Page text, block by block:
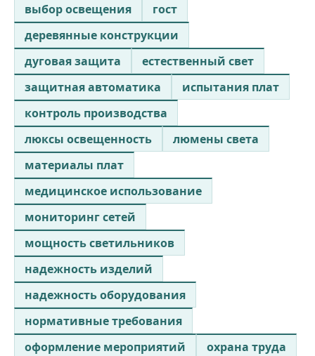
выбор освещения
гост
деревянные конструкции
дуговая защита
естественный свет
защитная автоматика
испытания плат
контроль производства
люксы освещенность
люмены света
материалы плат
медицинское использование
мониторинг сетей
мощность светильников
надежность изделий
надежность оборудования
нормативные требования
оформление мероприятий
охрана труда